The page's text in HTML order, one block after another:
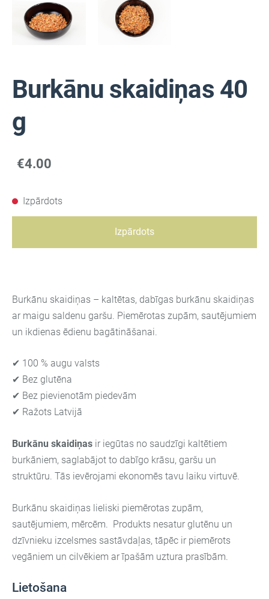
Burkānu skaidiņas 40
g
€4.00
Izpārdots
Izpārdots
Burkānu skaidiņas – kaltētas, dabīgas burkānu skaidiņas
ar maigu saldenu garšu. Piemērotas zupām, sautējumiem
un ikdienas ēdienu bagātināšanai.
✔ 100 % augu valsts
✔ Bez glutēna
✔ Bez pievienotām piedevām
✔ Ražots Latvijā
Burkānu skaidiņas ir iegūtas no saudzīgi kaltētiem
burkāniem, saglabājot to dabīgo krāsu, garšu un
struktūru. Tās ievērojami ekonomēs tavu laiku virtuvē.
Burkānu skaidiņas lieliski piemērotas zupām,
sautējumiem, mērcēm. Produkts nesatur glutēnu un
dzīvnieku izcelsmes sastāvdaļas, tāpēc ir piemērots
vegāniem un cilvēkiem ar īpašām uztura prasībām.
Lietošana